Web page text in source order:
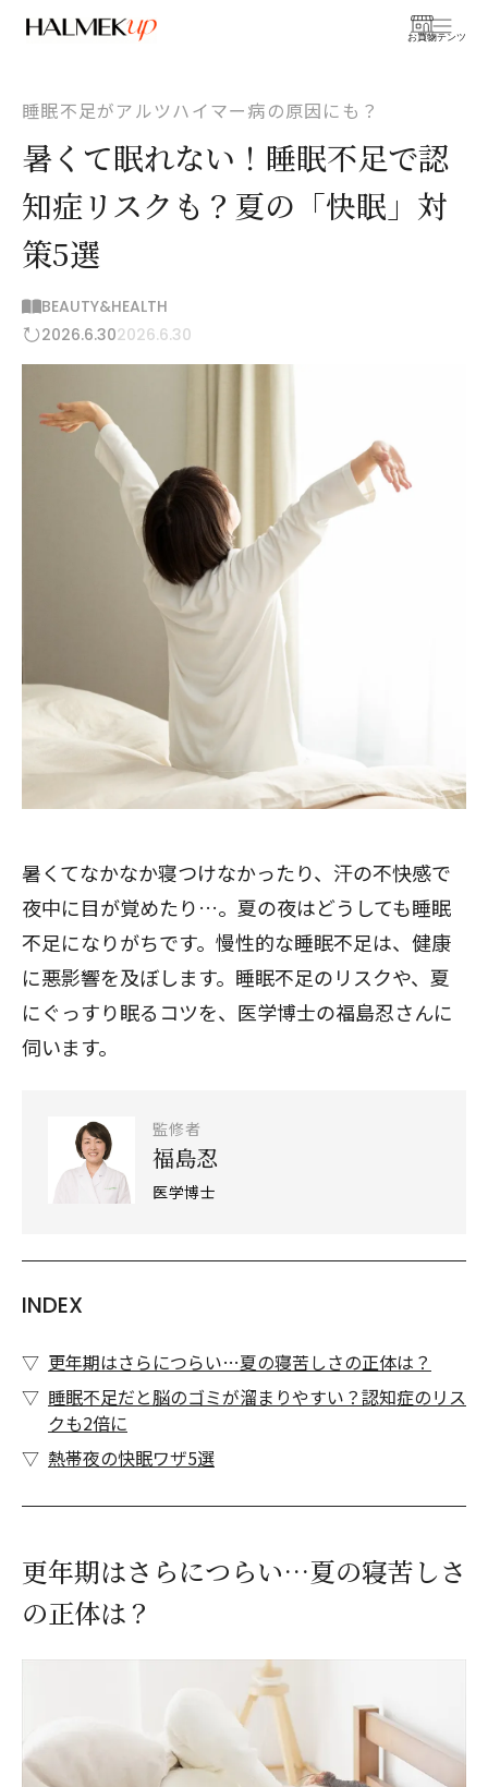
お買物
コンテンツ
睡眠不足がアルツハイマー病の原因にも？
暑くて眠れない！睡眠不足で認
知症リスクも？夏の「快眠」対
策5選
BEAUTY&HEALTH
2026.6.302026.6.30
暑くてなかなか寝つけなかったり、汗の不快感で
夜中に目が覚めたり…。夏の夜はどうしても睡眠
不足になりがちです。慢性的な睡眠不足は、健康
に悪影響を及ぼします。睡眠不足のリスクや、夏
にぐっすり眠るコツを、医学博士の福島忍さんに
伺います。
監修者
福島忍
医学博士
INDEX
更年期はさらにつらい…夏の寝苦しさの正体は？
睡眠不足だと脳のゴミが溜まりやすい？認知症のリス
クも2倍に
熱帯夜の快眠ワザ5選
更年期はさらにつらい…夏の寝苦しさ
の正体は？